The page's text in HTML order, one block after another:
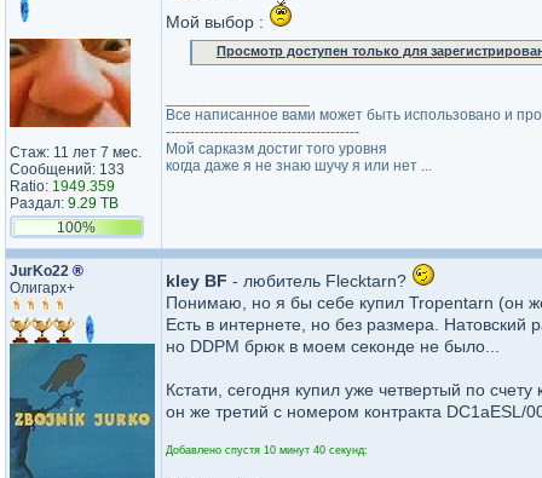
Стаж: 11 лет 7 мес.
Сообщений: 133
Ratio: 1949.359
Раздал: 9.29 TB
100%
Мой выбор :
Просмотр доступен только для
Все написанное вами может быть использовано и
----------------------------------------
Мой сарказм достиг того уровня
когда даже я не знаю шучу я или нет ...
JurKo22 ®
Олигарх+
kley BF - любитель Flecktarn?
Понимаю, но я бы себе купил Tropentarn (он
Есть в интернете, но без размера. Натовский
но DDPM брюк в моем секонде не было...
Кстати, сегодня купил уже четвертый по счету
он же третий с номером контракта DC1aESL/
Добавлено спустя 10 минут 40 секунд: